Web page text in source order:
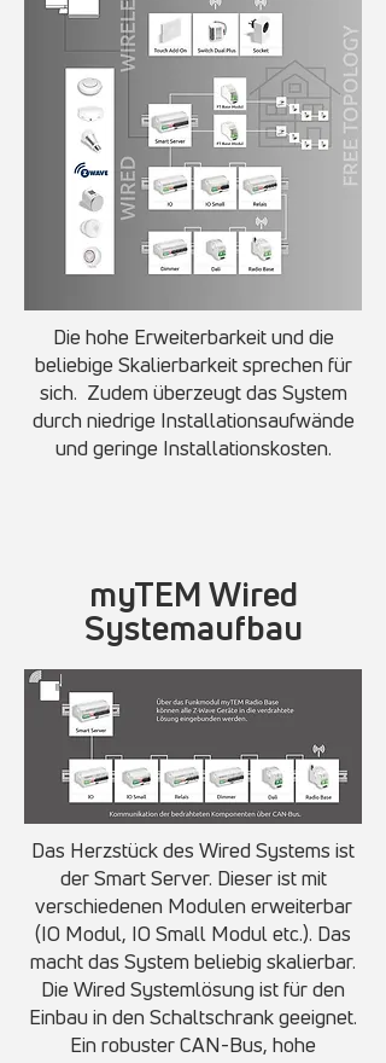
Die hohe Erweiterbarkeit und die
beliebige Skalierbarkeit sprechen für
sich. Zudem überzeugt das System
durch niedrige Installationsaufwände
und geringe Installationskosten.
myTEM Wired
Systemaufbau
Das Herzstück des Wired Systems ist
der Smart Server. Dieser ist mit
verschiedenen Modulen erweiterbar
(IO Modul, IO Small Modul etc.). Das
macht das System beliebig skalierbar.
Die Wired Systemlösung ist für den
Einbau in den Schaltschrank geeignet.
Ein robuster CAN-Bus, hohe